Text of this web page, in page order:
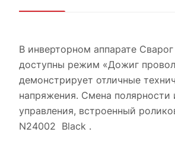
В инверторном аппарате
доступны режим «Дожиг
демонстрирует отличные
напряжения. Смена
управления, встроенный
N24002 Black .